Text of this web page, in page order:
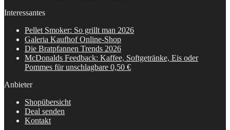
Interessantes
Pellet Smoker: So grillt man 2026
Galeria Kaufhof Online-Shop
Die Bratpfannen Trends 2026
McDonalds Feedback: Kaffee, Softgetränke, Eis oder
Pommes für unschlagbare 0,50 €
Anbieter
Shopübersicht
Deal senden
Kontakt